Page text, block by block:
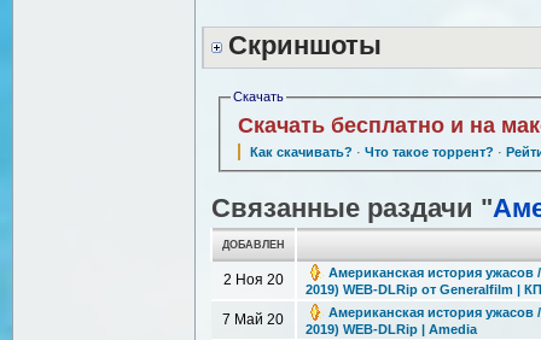
Скриншоты
Скачать
Скачать бесплатно и на
Как скачивать? · Что такое торрент? ·
Связанные раздачи "
ДОБАВЛЕН
2 Ноя 20
Американская история ужасов
2019) WEB-DLRip от Generalfilm |
7 Май 20
Американская история ужасов
2019) WEB-DLRip | Amedia